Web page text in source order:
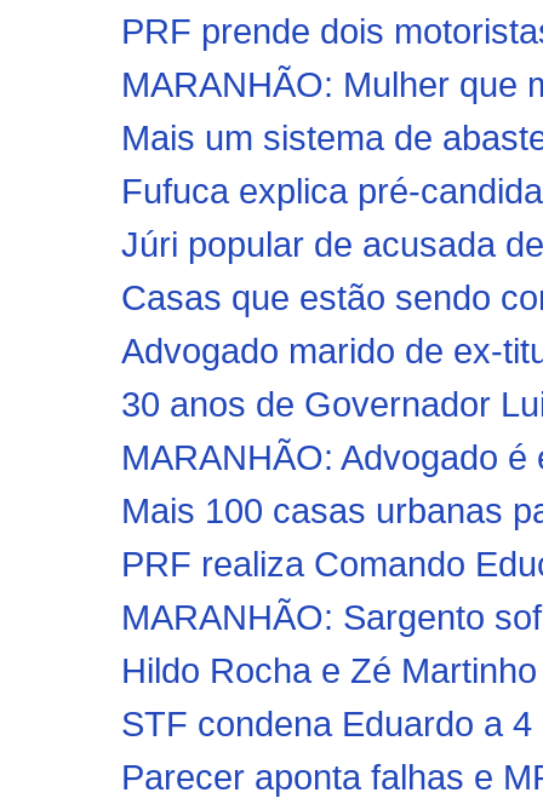
PRF prende dois
MARANHÃO: Mulher que
Mais um sistema de
Fufuca explica pré-
Júri popular de acusada
Casas que estão sendo
Advogado marido de ex-
30 anos de Governador
MARANHÃO: Advogado
Mais 100 casas urbanas
PRF realiza Comando
MARANHÃO: Sargento
Hildo Rocha e Zé
STF condena Eduardo a
Parecer aponta falhas e